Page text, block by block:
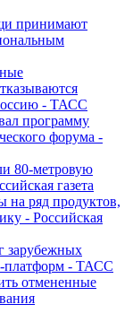
принимают
- ТАСС
программу
форума -
80-метровую
газета
на ряд продуктов,
- Российская
зарубежных
платформ - ТАСС
отмененные